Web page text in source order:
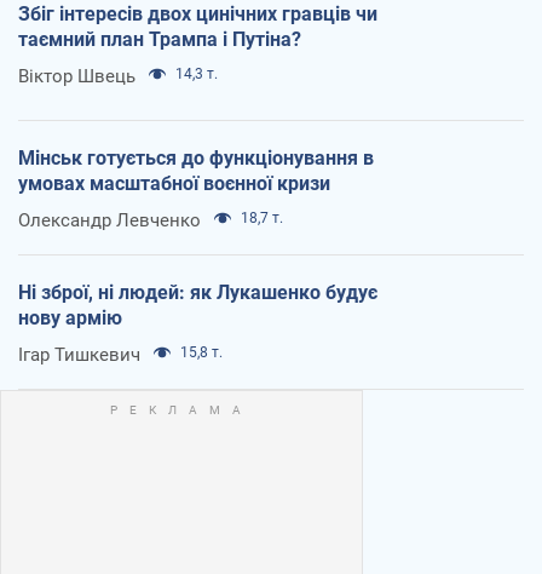
Збіг інтересів двох цинічних гравців чи
таємний план Трампа і Путіна?
Віктор Швець 14,3 т.
Мінськ готується до функціонування в
умовах масштабної воєнної кризи
Олександр Левченко 18,7 т.
Ні зброї, ні людей: як Лукашенко будує
нову армію
Ігар Тишкевич 15,8 т.